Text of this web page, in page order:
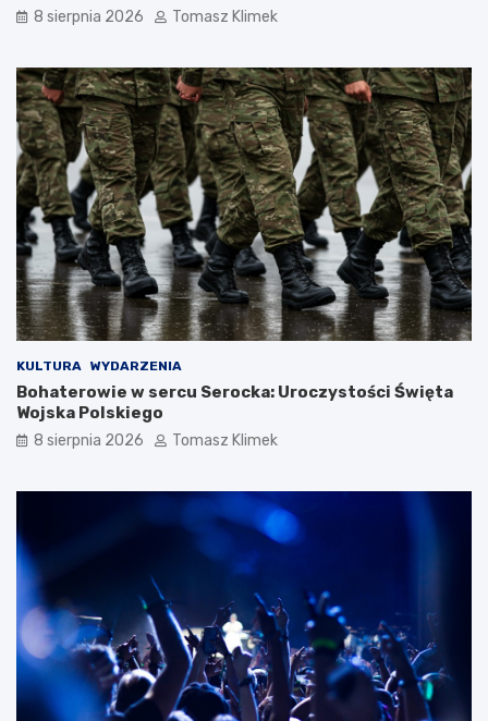
8 sierpnia 2026 Tomasz Klimek
KULTURA WYDARZENIA
Bohaterowie w sercu Serocka: Uroczystości Święta
Wojska Polskiego
8 sierpnia 2026 Tomasz Klimek